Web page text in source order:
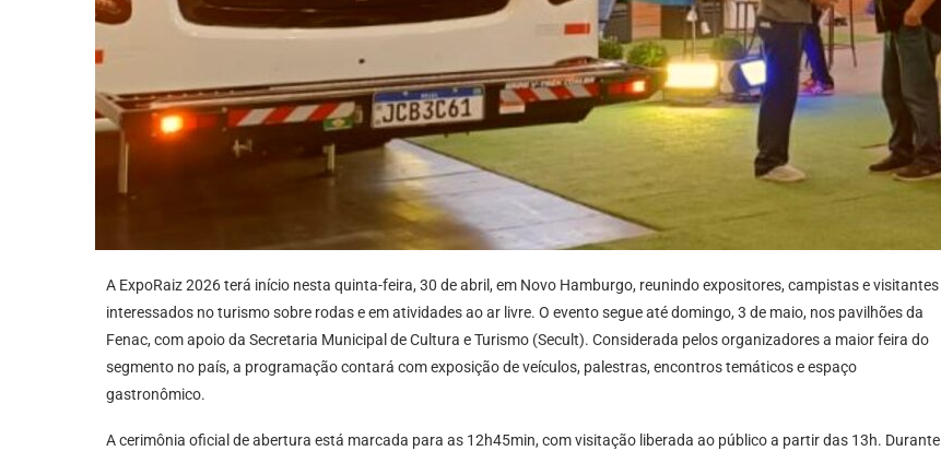
A ExpoRaiz 2026 terá início nesta quinta-feira, 30 de abril, em Novo Hamburgo, reunindo expositores, campistas e visitantes
interessados no turismo sobre rodas e em atividades ao ar livre. O evento segue até domingo, 3 de maio, nos pavilhões da
Fenac, com apoio da Secretaria Municipal de Cultura e Turismo (Secult). Considerada pelos organizadores a maior feira do
segmento no país, a programação contará com exposição de veículos, palestras, encontros temáticos e espaço
gastronômico.
A cerimônia oficial de abertura está marcada para as 12h45min, com visitação liberada ao público a partir das 13h. Durante